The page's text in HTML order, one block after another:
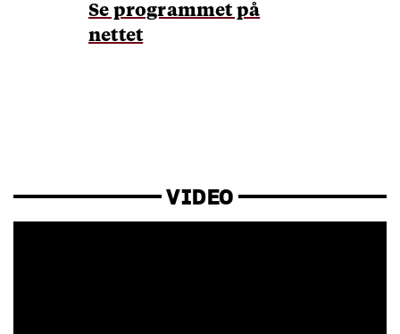
Se programmet på
nettet
VIDEO